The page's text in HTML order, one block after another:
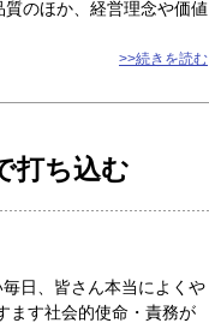
のほか、経営理念や価値
>>続きを読む
打ち込む
日、皆さん本当によくや
す社会的使命・責務が